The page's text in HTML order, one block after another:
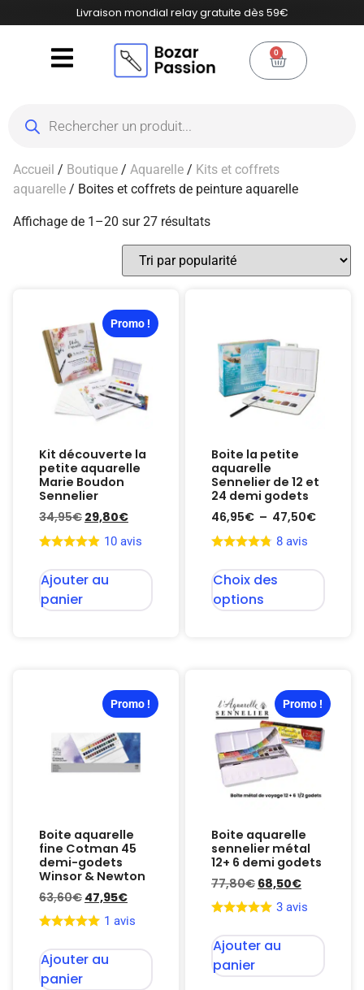
Livraison mondial relay gratuite dès 59€
0
Accueil / Boutique / Aquarelle / Kits et coffrets
aquarelle / Boites et coffrets de peinture aquarelle
Affichage de 1–20 sur 27 résultats
Promo !
Kit découverte la
petite aquarelle
Marie Boudon
Sennelier
34,95€ 29,80€
10 avis
Ajouter au
panier
Boite la petite
aquarelle
Sennelier de 12 et
24 demi godets
46,95€ – 47,50€
8 avis
Choix des
options
Promo !
Boite aquarelle
fine Cotman 45
demi-godets
Winsor & Newton
63,60€ 47,95€
1 avis
Ajouter au
panier
Promo !
Boite aquarelle
sennelier métal
12+ 6 demi godets
77,80€ 68,50€
3 avis
Ajouter au
panier